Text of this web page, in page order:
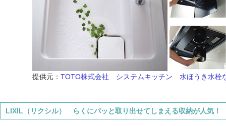
提供元： TOTO株式会社 システムキッチン 水ほうき水栓
LIXIL（リクシル） らくにパッと取り出せてしまえる収納が人気！